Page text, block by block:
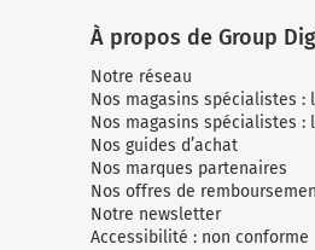
À propos de Group
Notre réseau
Nos magasins spécialistes :
Nos magasins spécialistes :
Nos guides d’achat
Nos marques partenaires
Nos offres de
Notre newsletter
Accessibilité : non conforme